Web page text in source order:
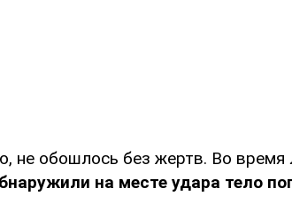
не обошлось без жертв. Во время
на месте удара тело